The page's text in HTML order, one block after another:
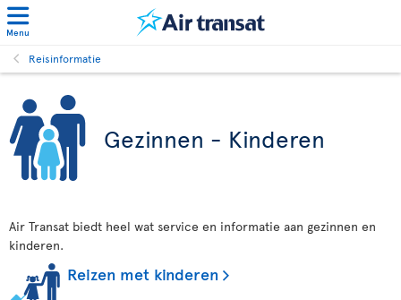
Menu
Reisinformatie
Gezinnen - Kinderen
Air Transat biedt heel wat service en informatie aan gezinnen en
kinderen.
Reizen met kinderen